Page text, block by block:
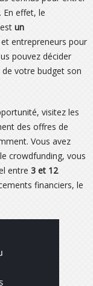
En effet, le
un
entrepreneurs pour
pouvez décider
votre budget son
visitez les
des offres de
Vous avez
crowdfunding, vous
entre 3 et 12
financiers, le